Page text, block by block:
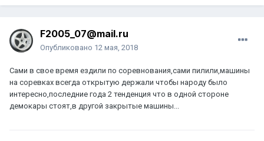
F2005_07@mail.ru
Опубликовано 12 мая, 2018
Сами в свое время ездили по соревнования,сами пилили,машины
на соревках всегда открытую держали чтобы народу было
интересно,последние года 2 тенденция что в одной стороне
демокары стоят,в другой закрытые машины...